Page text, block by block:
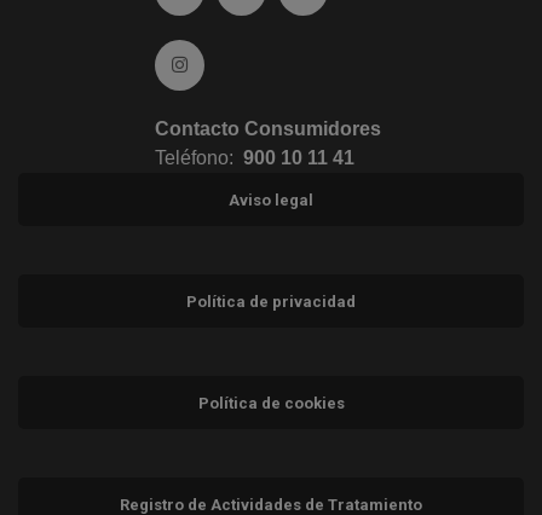
Ir a Instagram (abre en ventana nueva)
Contacto Consumidores
Teléfono: 900 10 11 41
Aviso legal
Política de privacidad
Política de cookies
Registro de Actividades de Tratamiento